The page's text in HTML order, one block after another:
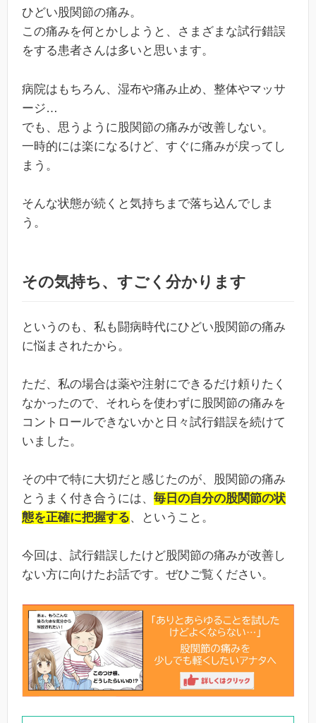
ひどい股関節の痛み。
この痛みを何とかしようと、さまざまな試行錯誤
をする患者さんは多いと思います。
病院はもちろん、湿布や痛み止め、整体やマッサ
ージ…
でも、思うように股関節の痛みが改善しない。
一時的には楽になるけど、すぐに痛みが戻ってし
まう。
そんな状態が続くと気持ちまで落ち込んでしま
う。
その気持ち、すごく分かります
というのも、私も闘病時代にひどい股関節の痛み
に悩まされたから。
ただ、私の場合は薬や注射にできるだけ頼りたく
なかったので、それらを使わずに股関節の痛みを
コントロールできないかと日々試行錯誤を続けて
いました。
その中で特に大切だと感じたのが、股関節の痛み
とうまく付き合うには、 毎日の自分の股関節の状
態を正確に把握する、ということ。
今回は、試行錯誤したけど股関節の痛みが改善し
ない方に向けたお話です。ぜひご覧ください。